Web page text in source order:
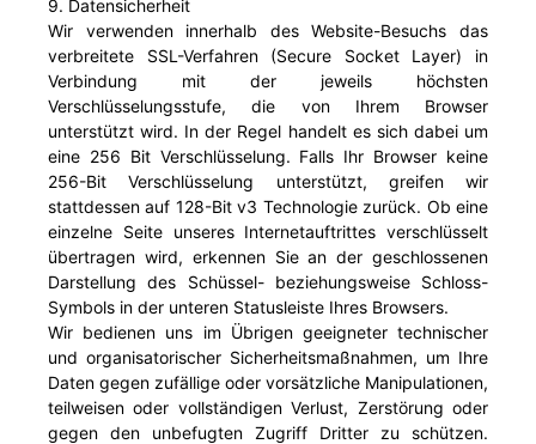
9. Datensicherheit
Wir verwenden innerhalb des Website-Besuchs das
verbreitete SSL-Verfahren (Secure Socket Layer) in
Verbindung mit der jeweils höchsten
Verschlüsselungsstufe, die von Ihrem Browser
unterstützt wird. In der Regel handelt es sich dabei um
eine 256 Bit Verschlüsselung. Falls Ihr Browser keine
256-Bit Verschlüsselung unterstützt, greifen wir
stattdessen auf 128-Bit v3 Technologie zurück. Ob eine
einzelne Seite unseres Internetauftrittes verschlüsselt
übertragen wird, erkennen Sie an der geschlossenen
Darstellung des Schüssel- beziehungsweise Schloss-
Symbols in der unteren Statusleiste Ihres Browsers.
Wir bedienen uns im Übrigen geeigneter technischer
und organisatorischer Sicherheitsmaßnahmen, um Ihre
Daten gegen zufällige oder vorsätzliche Manipulationen,
teilweisen oder vollständigen Verlust, Zerstörung oder
gegen den unbefugten Zugriff Dritter zu schützen.